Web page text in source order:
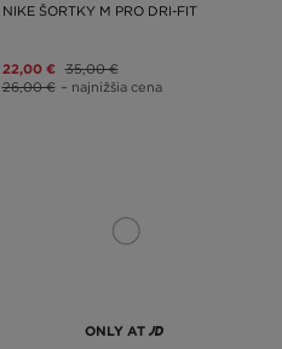
NIKE ŠORTKY M PRO DRI-FIT
22,00 € 35,00 €
26,00 € – najnižšia cena
ONLY AT